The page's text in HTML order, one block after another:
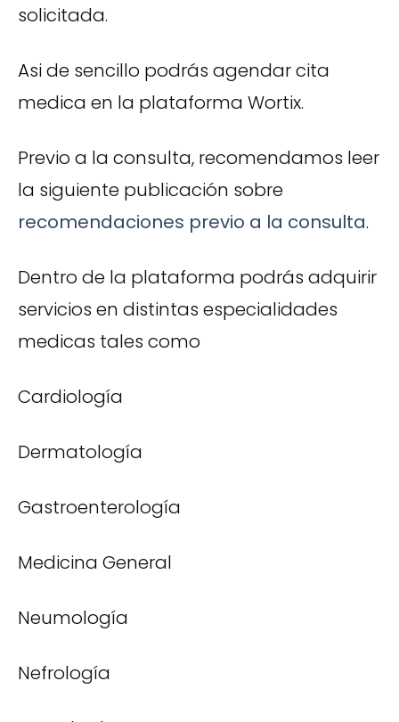
solicitada.
Asi de sencillo podrás agendar cita
medica en la plataforma Wortix.
Previo a la consulta, recomendamos leer
la siguiente publicación sobre
recomendaciones previo a la consulta.
Dentro de la plataforma podrás adquirir
servicios en distintas especialidades
medicas tales como
Cardiología
Dermatología
Gastroenterología
Medicina General
Neumología
Nefrología